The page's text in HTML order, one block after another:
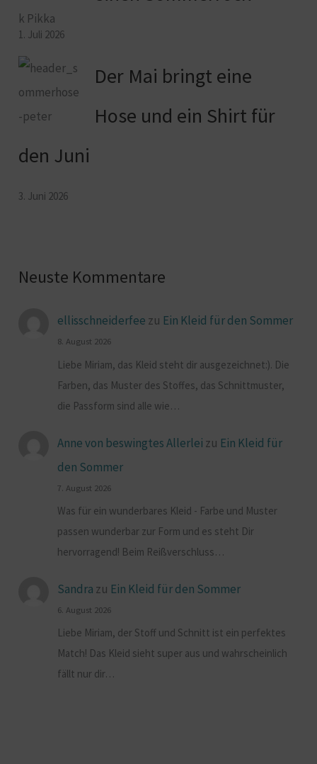
1. Juli 2026
Der Mai bringt eine
Hose und ein Shirt für
den Juni
3. Juni 2026
Neuste Kommentare
ellisschneiderfee zu Ein Kleid für den Sommer
8. August 2026
Liebe Miriam, das Kleid steht dir ausgezeichnet:). Die
Farben, das Muster des Stoffes, das Schnittmuster,
die Passform sind alle wie…
Anne von beswingtes Allerlei zu Ein Kleid für
den Sommer
7. August 2026
Was für ein wunderbares Kleid - Farbe und Muster
passen wunderbar zur Form und es steht Dir
hervorragend! Beim Reißverschluss…
Sandra zu Ein Kleid für den Sommer
6. August 2026
Liebe Miriam, der Stoff und Schnitt ist ein perfektes
Match! Das Kleid sieht super aus und wahrscheinlich
fällt nur dir…